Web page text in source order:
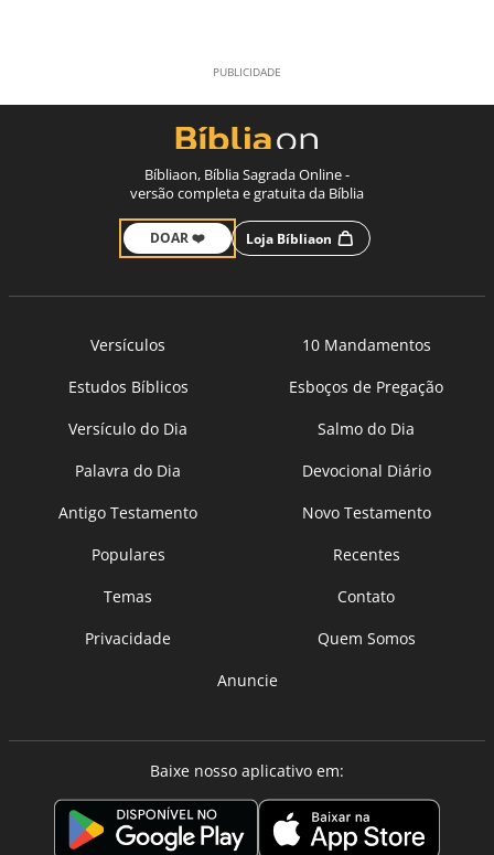
Bíbliaon, Bíblia Sagrada Online -
versão completa e gratuita da Bíblia
DOAR ❤️ Loja Bíbliaon
Versículos
10 Mandamentos
Estudos Bíblicos
Esboços de Pregação
Versículo do Dia
Salmo do Dia
Palavra do Dia
Devocional Diário
Antigo Testamento
Novo Testamento
Populares
Recentes
Temas
Contato
Privacidade
Quem Somos
Anuncie
Baixe nosso aplicativo em: